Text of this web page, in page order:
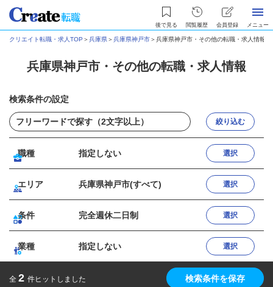
後で見る 閲覧履歴 会員登録 メニュー
クリエイト転職・求人TOP ＞兵庫県＞兵庫県神戸市＞兵庫県神戸市・その他の転職・求人情報
兵庫県神戸市・その他の転職・求人情報
検索条件の設定
絞り込む
職種 指定しない 選択
エリア 兵庫県神戸市(すべて) 選択
条件 完全週休二日制 選択
業種 指定しない 選択
全 2 件ヒットしました 検索条件を保存